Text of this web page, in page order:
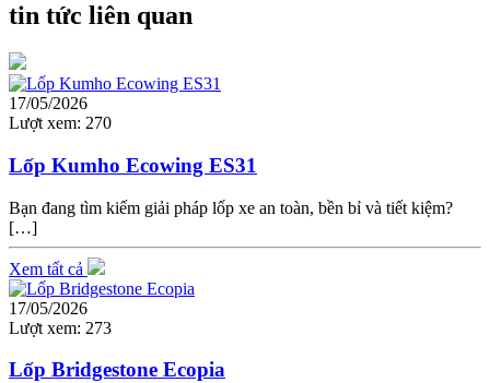
tin tức liên quan
17/05/2026
Lượt xem: 270
Lốp Kumho Ecowing ES31
Bạn đang tìm kiếm giải pháp lốp xe an toàn, bền bỉ và tiết kiệm?
[…]
Xem tất cả
17/05/2026
Lượt xem: 273
Lốp Bridgestone Ecopia